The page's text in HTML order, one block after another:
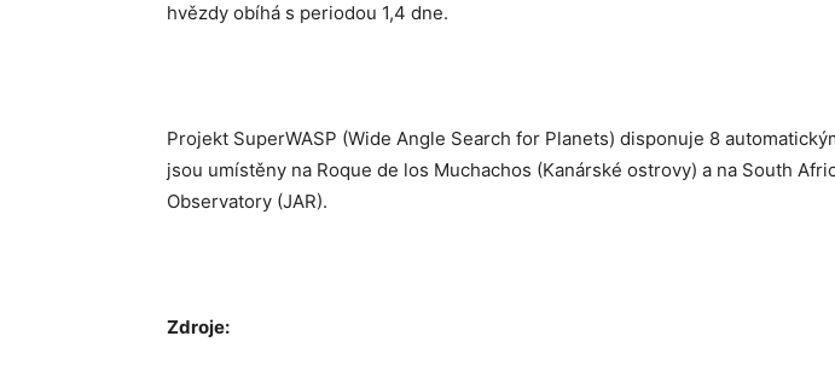
hvězdy obíhá s periodou 1,4 dne.
Projekt SuperWASP (Wide Angle Search for Planets) disponuje 8
jsou umístěny na Roque de los Muchachos (Kanárské ostrovy) a na South
Observatory (JAR).
Zdroje: